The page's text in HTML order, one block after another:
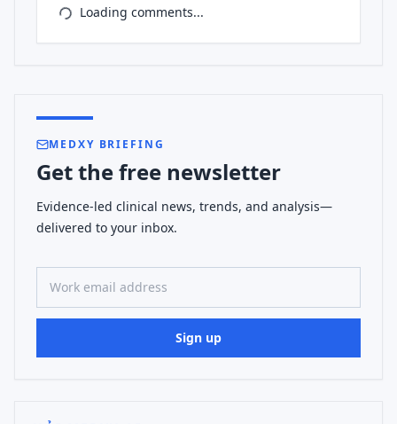
Loading comments...
MEDXY BRIEFING
Get the free newsletter
Evidence-led clinical news, trends, and analysis—
delivered to your inbox.
Work email address
Sign up